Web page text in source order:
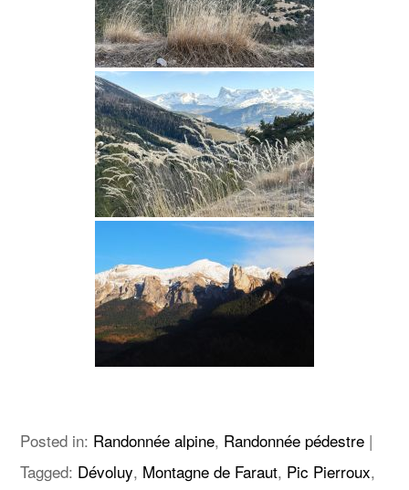
Posted in: Randonnée alpine, Randonnée pédestre |
Tagged: Dévoluy, Montagne de Faraut, Pic Pierroux,